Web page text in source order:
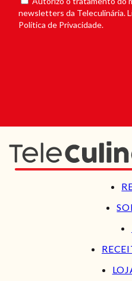
newsletters da Teleculinária.
Política de Privacidade.